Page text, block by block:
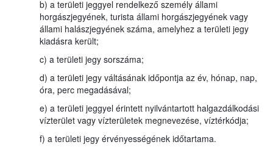
b) a területi jeggyel rendelkező személy állami
horgászjegyének, turista állami horgászjegyének vagy
állami halászjegyének száma, amelyhez a területi jegy
kiadásra került;
c) a területi jegy sorszáma;
d) a területi jegy váltásának időpontja az év, hónap, nap,
óra, perc megadásával;
e) a területi jeggyel érintett nyilvántartott halgazdálkodási
vízterület vagy vízterületek megnevezése, víztérkódja;
f) a területi jegy érvényességének időtartama.